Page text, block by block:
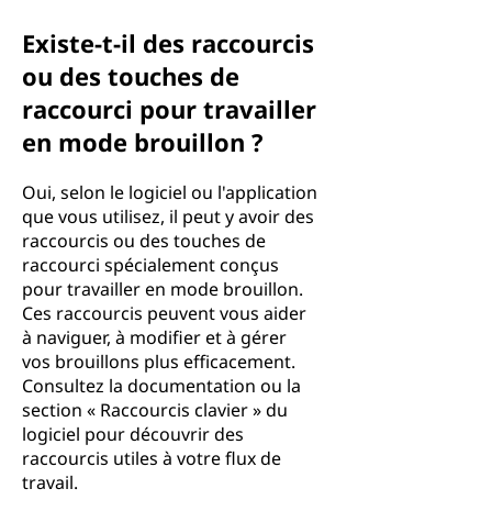
Existe-t-il des raccourcis
ou des touches de
raccourci pour travailler
en mode brouillon ?
Oui, selon le logiciel ou l'application
que vous utilisez, il peut y avoir des
raccourcis ou des touches de
raccourci spécialement conçus
pour travailler en mode brouillon.
Ces raccourcis peuvent vous aider
à naviguer, à modifier et à gérer
vos brouillons plus efficacement.
Consultez la documentation ou la
section « Raccourcis clavier » du
logiciel pour découvrir des
raccourcis utiles à votre flux de
travail.